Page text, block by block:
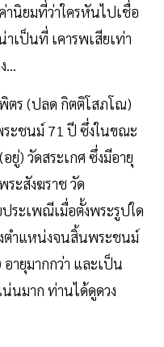
ค่านิยมที่ว่าใครหันไปเชื่อ
าเป็นที่ เคารพเสียเท่า
...
ตร (ปลด กิตติโสภโณ)​
ระชนม์ 71 ปี ซึ่งในขณะ
) วัดสระเกศ ซึ่งมีอายุ
ระสังฆราช วัด
ระเพณีเมื่อตั้งพระรูปใด
ตำแหน่งจนสิ้นพระชนม์
ายุมากกว่า และเป็น
นมาก ท่านได้ดูดวง